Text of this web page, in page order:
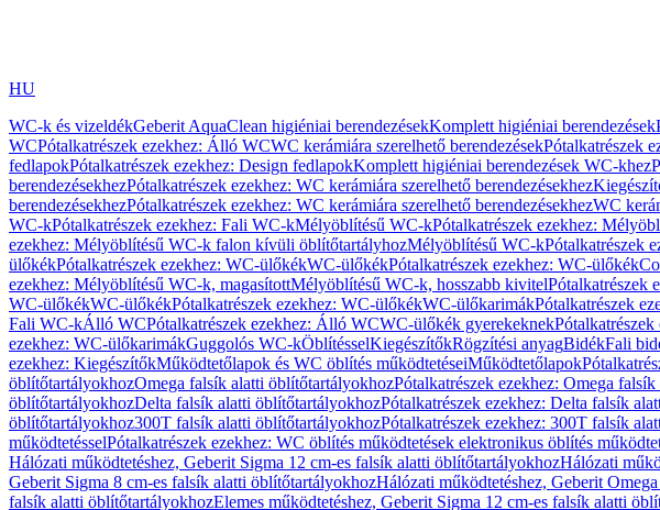
HU
WC-k és vizeldékGeberit AquaClean higiéniai berendezésekKomplett higiéniai berendezések
WCPótalkatrészek ezekhez: Álló WCWC kerámiára szerelhető berendezésekPótalkatrészek
fedlapokPótalkatrészek ezekhez: Design fedlapokKomplett higiéniai berendezések WC-khez
berendezésekhezPótalkatrészek ezekhez: WC kerámiára szerelhető berendezésekhez
berendezésekhezPótalkatrészek ezekhez: WC kerámiára szerelhető berendezésekhezWC
WC-kPótalkatrészek ezekhez: Fali WC-kMélyöblítésű WC-kPótalkatrészek ezekhez:
ezekhez: Mélyöblítésű WC-k falon kívüli öblítőtartályhozMélyöblítésű WC-kPótalkatrészek
ülőkékPótalkatrészek ezekhez: WC-ülőkékWC-ülőkékPótalkatrészek ezekhez: WC-ülőkék
ezekhez: Mélyöblítésű WC-k, magasítottMélyöblítésű WC-k, hosszabb kivitelPótalkatrészek
WC-ülőkékWC-ülőkékPótalkatrészek ezekhez: WC-ülőkékWC-ülőkarimákPótalkatrészek
Fali WC-kÁlló WCPótalkatrészek ezekhez: Álló WCWC-ülőkék gyerekeknek
ezekhez: WC-ülőkarimákGuggolós WC-kÖblítésselKiegészítőkRögzítési anyagBidékFali
ezekhez: KiegészítőkMűködtetőlapok és WC öblítés működtetéseiMűködtetőlapok
öblítőtartályokhozOmega falsík alatti öblítőtartályokhozPótalkatrészek ezekhez: Omega
öblítőtartályokhozDelta falsík alatti öblítőtartályokhozPótalkatrészek ezekhez: Delta falsík
öblítőtartályokhoz300T falsík alatti öblítőtartályokhozPótalkatrészek ezekhez: 300T falsík
működtetésselPótalkatrészek ezekhez: WC öblítés működtetések elektronikus öblítés
Hálózati működtetéshez, Geberit Sigma 12 cm-es falsík alatti öblítőtartályokhozHálózati
Geberit Sigma 8 cm-es falsík alatti öblítőtartályokhozHálózati működtetéshez, Geberit
falsík alatti öblítőtartályokhozElemes működtetéshez, Geberit Sigma 12 cm-es falsík alatti